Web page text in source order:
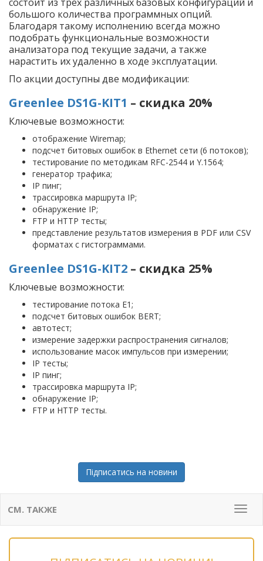
большого количества программных опций.
Благодаря такому исполнению всегда можно
подобрать функциональные возможности
анализатора под текущие задачи, а также
нарастить их удаленно в ходе эксплуатации.
По акции доступны две модификации:
Greenlee DS1G-KIT1 – скидка 20%
Ключевые возможности:
отображение Wiremap;
подсчет битовых ошибок в Ethernet сети (6 потоков);
тестирование по методикам RFC-2544 и Y.1564;
генератор трафика;
IP пинг;
трассировка маршрута IP;
обнаружение IP;
FTP и HTTP тесты;
представление результатов измерения в PDF или CSV
форматах с гистограммами.
Greenlee DS1G-KIT2 – скидка 25%
Ключевые возможности:
тестирование потока Е1;
подсчет битовых ошибок BERT;
автотест;
измерение задержки распространения сигналов;
использование масок импульсов при измерении;
IP тесты;
IP пинг;
трассировка маршрута IP;
обнаружение IP;
FTP и HTTP тесты.
Підписатись на новини
Меню
СМ. ТАКЖЕ